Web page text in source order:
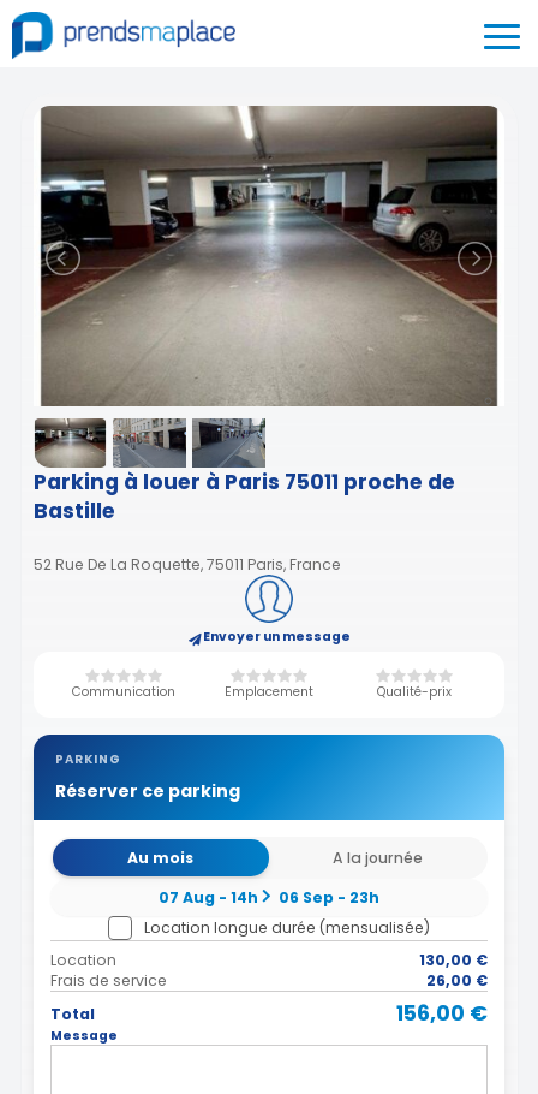
Parking à louer à Paris 75011 proche de
Bastille
52 Rue De La Roquette, 75011 Paris, France
Envoyer un message
Communication Emplacement Qualité-prix
PARKING
Réserver ce parking
Au mois
A la journée
07 Aug - 14h
06 Sep - 23h
Location longue durée (mensualisée)
Location
130,00 €
Frais de service
26,00 €
Total
156,00 €
Message